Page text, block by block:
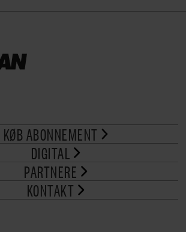
KØB ABONNEMENT
DIGITAL
PARTNERE
KONTAKT